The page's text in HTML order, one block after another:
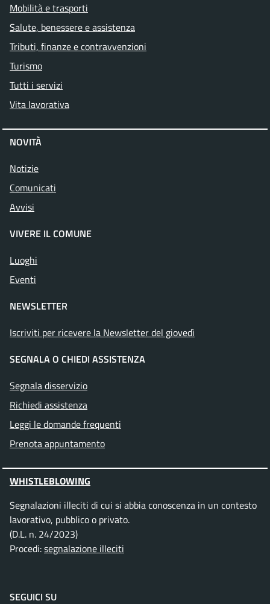
Mobilità e trasporti
Salute, benessere e assistenza
Tributi, finanze e contravvenzioni
Turismo
Tutti i servizi
Vita lavorativa
NOVITÀ
Notizie
Comunicati
Avvisi
VIVERE IL COMUNE
Luoghi
Eventi
NEWSLETTER
Iscriviti per ricevere la Newsletter del giovedì
SEGNALA O CHIEDI ASSISTENZA
Segnala disservizio
Richiedi assistenza
Leggi le domande frequenti
Prenota appuntamento
WHISTLEBLOWING
Segnalazioni illeciti di cui si abbia conoscenza in un contesto
lavorativo, pubblico o privato.
(D.L. n. 24/2023)
Procedi:segnalazione illeciti
SEGUICI SU